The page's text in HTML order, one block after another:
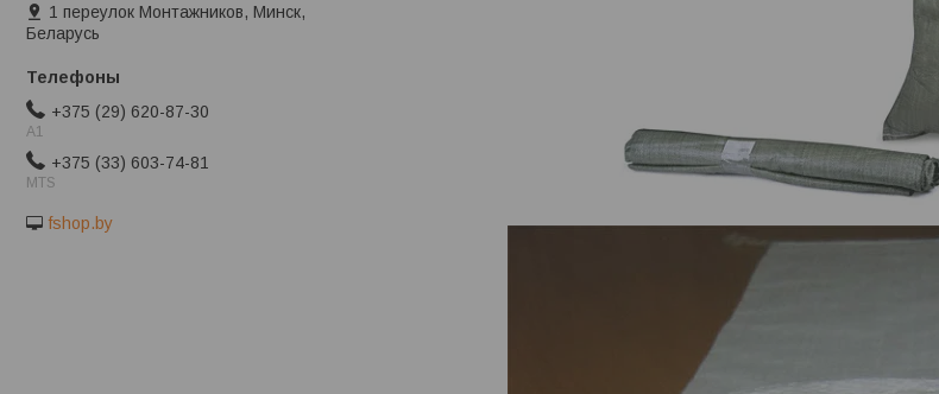
1 переулок Монтажников, Минск,
Беларусь
+375 (29) 620-87-30
A1
+375 (33) 603-74-81
MTS
fshop.by